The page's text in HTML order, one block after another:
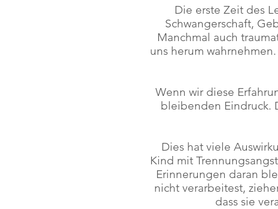
Die erste Zeit des
Schwangerschaft,
Manchmal auch
uns herum
Wenn wir diese
bleibenden Eindruck.
Dies hat viele
Kind mit
Erinnerungen daran
nicht verarbeitest,
dass sie